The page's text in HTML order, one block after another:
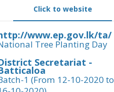
Click to website
www.ep.gov.lk/ta/
Tree Planting Day
Secretariat -
1 (From 12-10-2020 to